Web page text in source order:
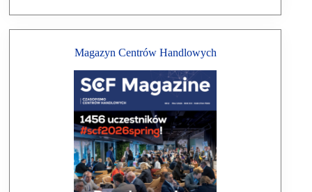
Magazyn Centrów Handlowych